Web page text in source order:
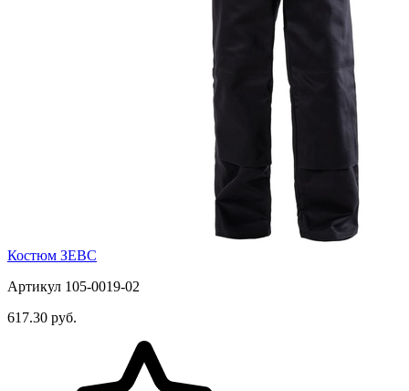
Костюм ЗЕВС
Артикул 105-0019-02
617.30 руб.